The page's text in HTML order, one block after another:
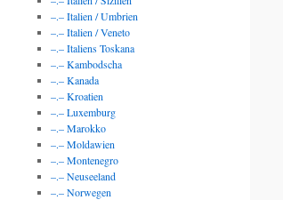
–.– Italien / Umbrien
–.– Italien / Veneto
–.– Italiens Toskana
–.– Kambodscha
–.– Kanada
–.– Kroatien
–.– Luxemburg
–.– Marokko
–.– Moldawien
–.– Montenegro
–.– Neuseeland
–.– Norwegen